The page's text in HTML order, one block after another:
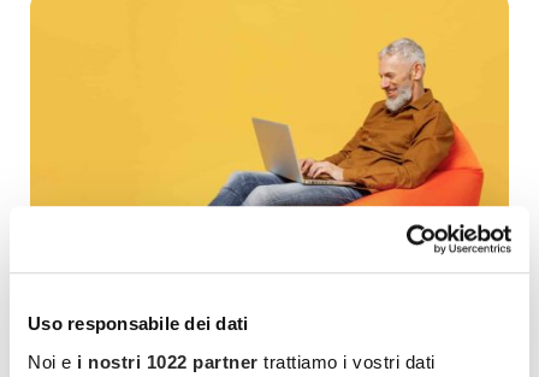
Uso responsabile dei dati
Noi e i nostri 1022 partner trattiamo i vostri dati